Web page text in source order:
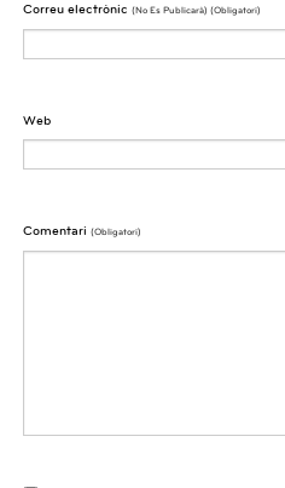
Correu electrònic (No Es Publicarà) (obligatori)
Web
Comentari (obligatori)